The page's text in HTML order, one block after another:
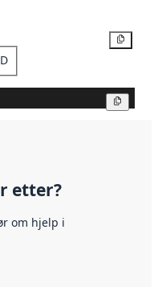
etter?
om hjelp i